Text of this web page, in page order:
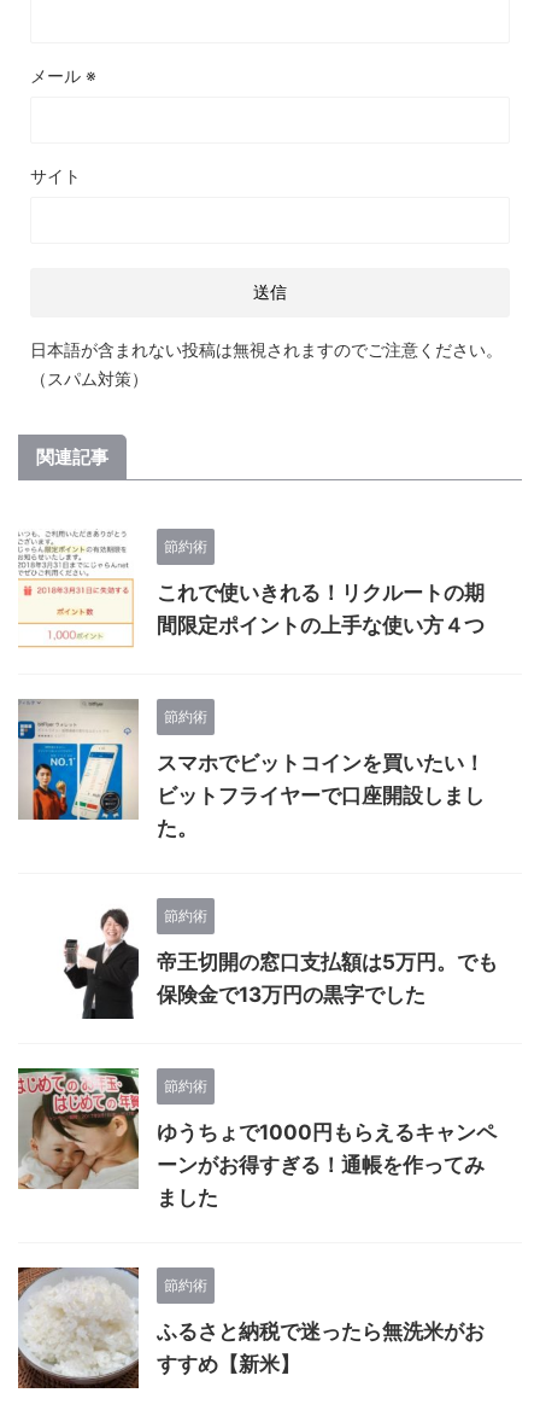
メール ※
サイト
日本語が含まれない投稿は無視されますのでご注意ください。
（スパム対策）
関連記事
節約術
これで使いきれる！リクルートの期
間限定ポイントの上手な使い方４つ
節約術
スマホでビットコインを買いたい！
ビットフライヤーで口座開設しまし
た。
節約術
帝王切開の窓口支払額は5万円。でも
保険金で13万円の黒字でした
節約術
ゆうちょで1000円もらえるキャンペ
ーンがお得すぎる！通帳を作ってみ
ました
節約術
ふるさと納税で迷ったら無洗米がお
すすめ【新米】